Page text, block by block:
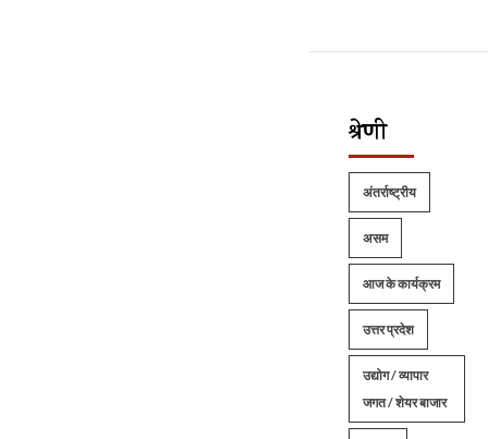
श्रेणी
अंतर्राष्ट्रीय
असम
आज के कार्यक्रम
उत्तर प्रदेश
उद्योग / व्यापार
जगत / शेयर बाजार